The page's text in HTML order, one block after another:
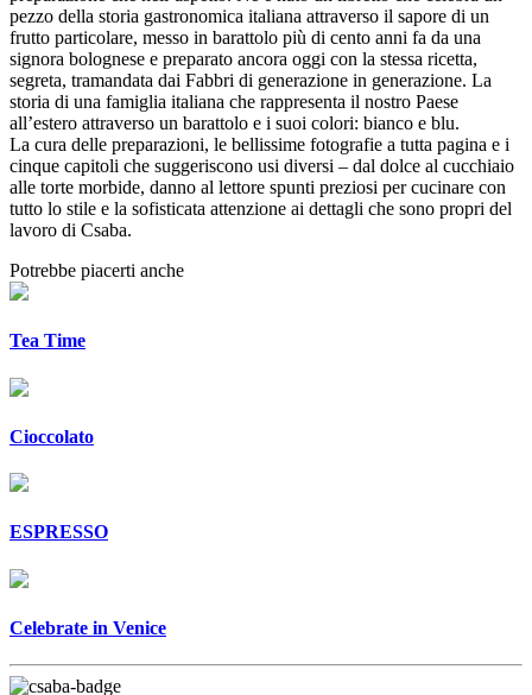
pezzo della storia gastronomica italiana attraverso il sapore di un
frutto particolare, messo in barattolo più di cento anni fa da una
signora bolognese e preparato ancora oggi con la stessa ricetta,
segreta, tramandata dai Fabbri di generazione in generazione. La
storia di una famiglia italiana che rappresenta il nostro Paese
all’estero attraverso un barattolo e i suoi colori: bianco e blu.
La cura delle preparazioni, le bellissime fotografie a tutta pagina e i
cinque capitoli che suggeriscono usi diversi – dal dolce al cucchiaio
alle torte morbide, danno al lettore spunti preziosi per cucinare con
tutto lo stile e la sofisticata attenzione ai dettagli che sono propri del
lavoro di Csaba.
Potrebbe piacerti anche
Tea Time
Cioccolato
ESPRESSO
Celebrate in Venice